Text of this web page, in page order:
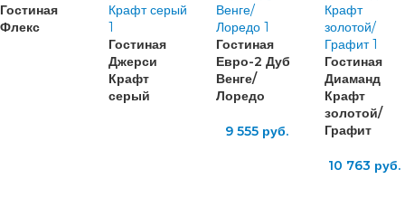
Гостиная
Флекс
Гостиная
Джерси
Крафт
серый
Гостиная
Евро-2 Дуб
Венге/
Лоредо
9 555руб.
Гостиная
Диаманд
Крафт
золотой/
Графит
10 763 руб.